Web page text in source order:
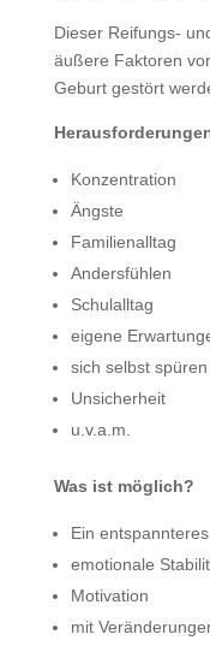
Dieser Reifungs-
äußere Faktoren
Geburt gestört
Konzentration
Ängste
Familienalltag
Andersfühlen
Schulalltag
eigene
sich selbst spüren
Unsicherheit
u.v.a.m.
Was ist möglich?
Ein
emotionale
Motivation
mit